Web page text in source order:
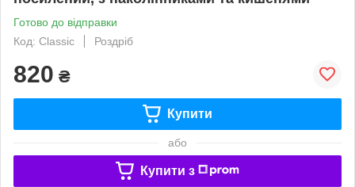
Готово до відправки
Код: Classic
Роздріб
820 ₴
Купити
або
Купити з